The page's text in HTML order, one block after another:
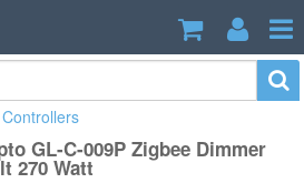
Gledopto GL-C-009P
Controller | 12-54 Volt
GL-C-009P Zigbee Dimmer
270 Watt